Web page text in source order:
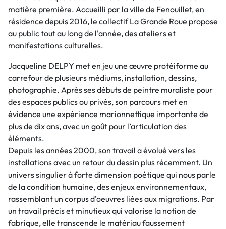
matière première. Accueilli par la ville de Fenouillet, en
résidence depuis 2016, le collectif La Grande Roue propose
au public tout au long de l'année, des ateliers et
manifestations culturelles.
Jacqueline DELPY met en jeu une œuvre protéiforme au
carrefour de plusieurs médiums, installation, dessins,
photographie. Après ses débuts de peintre muraliste pour
des espaces publics ou privés, son parcours met en
évidence une expérience marionnettique importante de
plus de dix ans, avec un goût pour l’articulation des
éléments.
Depuis les années 2000, son travail a évolué vers les
installations avec un retour du dessin plus récemment. Un
univers singulier à forte dimension poétique qui nous parle
de la condition humaine, des enjeux environnementaux,
rassemblant un corpus d’oeuvres liées aux migrations. Par
un travail précis et minutieux qui valorise la notion de
fabrique, elle transcende le matériau faussement